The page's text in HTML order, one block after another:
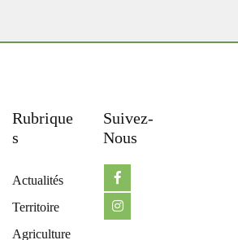
Rubrique
S
Actualités
Territoire
Agriculture
Suivez-
Nous